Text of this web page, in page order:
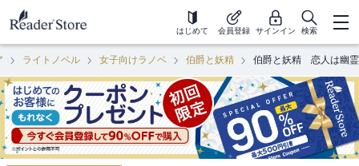
はじめて 会員登録 サインイン 検索
ライトノベル 女子向けラノベ 伯爵と妖精 伯爵と妖精 恋人は幽霊